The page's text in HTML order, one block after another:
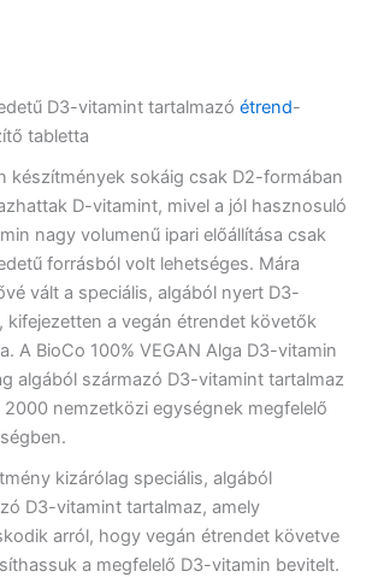
D3-vitamint tartalmazó étrend-
tabletta
készítmények sokáig csak D2-formában
D-vitamint, mivel a jól hasznosuló
nagy volumenű ipari előállítása csak
forrásból volt lehetséges. Mára
vált a speciális, algából nyert D3-
kifejezetten a vegán étrendet követők
A BioCo 100% VEGAN Alga D3-vitamin
algából származó D3-vitamint tartalmaz
2000 nemzetközi egységnek megfelelő
kizárólag speciális, algából
D3-vitamint tartalmaz, amely
arról, hogy vegán étrendet követve
a megfelelő D3-vitamin bevitelt.